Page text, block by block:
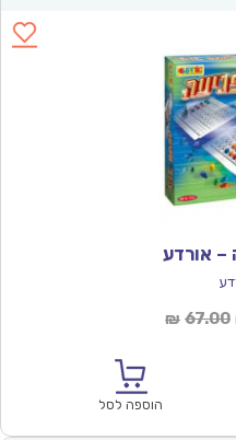
– אורדע
₪ 67.00
הוספה לסל